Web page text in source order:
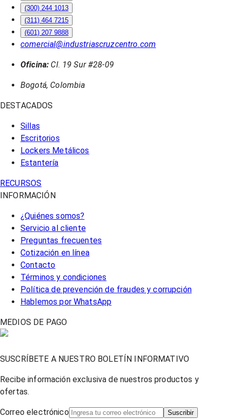
(300) 244 1013
(311) 464 7215
(601) 207 9888
comercial@industriascruzcentro.com
Oficina: Cl. 19 Sur #28-09
Bogotá, Colombia
DESTACADOS
Sillas
Escritorios
Lockers Metálicos
Estantería
RECURSOS
INFORMACIÓN
¿Quiénes somos?
Servicio al cliente
Preguntas frecuentes
Cotización en línea
Contacto
Términos y condiciones
Política de prevención de fraudes y corrupción
Hablemos por WhatsApp
MEDIOS DE PAGO
SUSCRÍBETE A NUESTRO BOLETÍN INFORMATIVO
Recibe información exclusiva de nuestros productos y
ofertas.
Correo electrónico Suscribir